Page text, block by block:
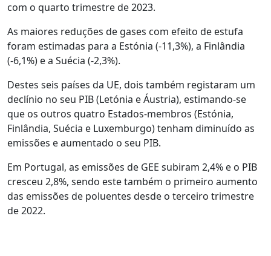
com o quarto trimestre de 2023.
As maiores reduções de gases com efeito de estufa
foram estimadas para a Estónia (-11,3%), a Finlândia
(-6,1%) e a Suécia (-2,3%).
Destes seis países da UE, dois também registaram um
declínio no seu PIB (Letónia e Áustria), estimando-se
que os outros quatro Estados-membros (Estónia,
Finlândia, Suécia e Luxemburgo) tenham diminuído as
emissões e aumentado o seu PIB.
Em Portugal, as emissões de GEE subiram 2,4% e o PIB
cresceu 2,8%, sendo este também o primeiro aumento
das emissões de poluentes desde o terceiro trimestre
de 2022.